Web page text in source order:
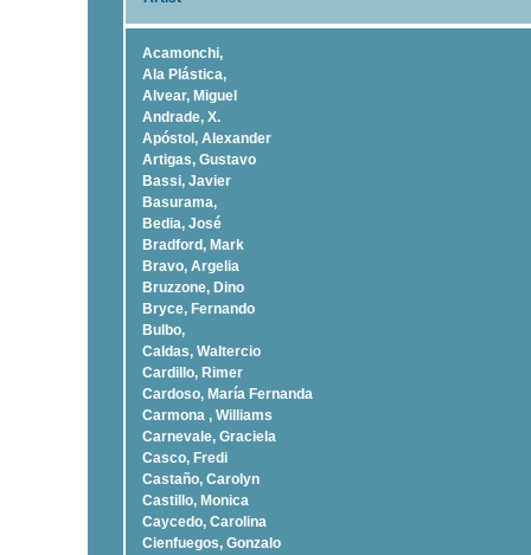
Acamonchi,
Ala Plástica,
Alvear, Miguel
Andrade, X.
Apóstol, Alexander
Artigas, Gustavo
Bassi, Javier
Basurama,
Bedia, José
Bradford, Mark
Bravo, Argelia
Bruzzone, Dino
Bryce, Fernando
Bulbo,
Caldas, Waltercio
Cardillo, Rimer
Cardoso, Marí­a Fernanda
Carmona , Williams
Carnevale, Graciela
Casco, Fredi
Castaño, Carolyn
Castillo, Monica
Caycedo, Carolina
Cienfuegos, Gonzalo